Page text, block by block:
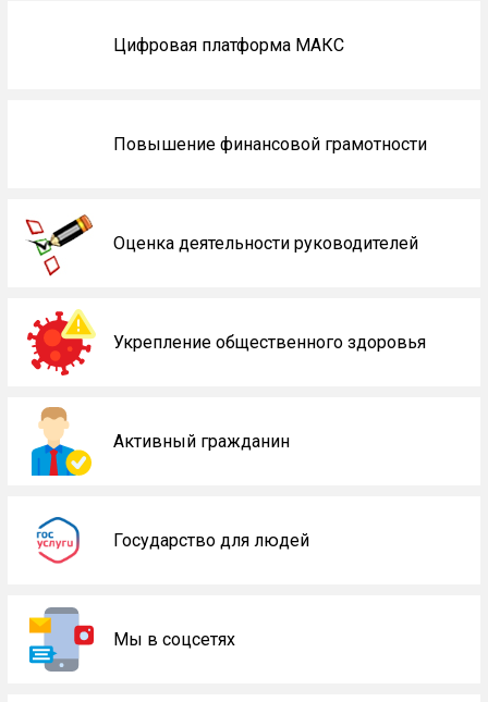
Цифровая платформа МАКС
Повышение финансовой грамотности
Оценка деятельности руководителей
Укрепление общественного здоровья
Активный гражданин
Государство для людей
Мы в соцсетях